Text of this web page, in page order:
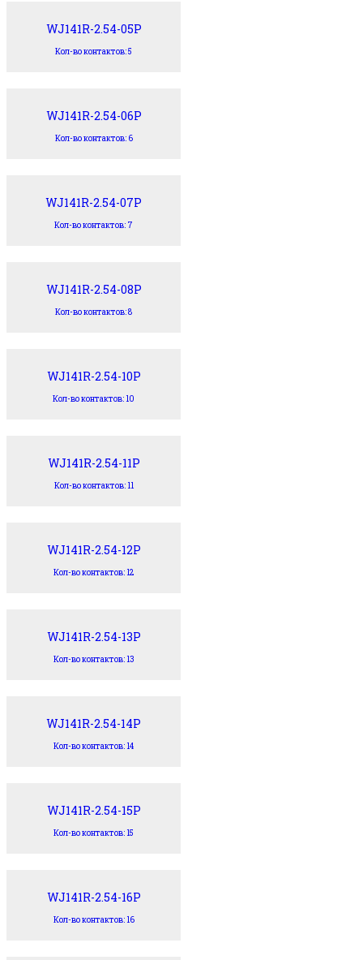
WJ141R-2.54-05P
Кол-во контактов: 5
WJ141R-2.54-06P
Кол-во контактов: 6
WJ141R-2.54-07P
Кол-во контактов: 7
WJ141R-2.54-08P
Кол-во контактов: 8
WJ141R-2.54-10P
Кол-во контактов: 10
WJ141R-2.54-11P
Кол-во контактов: 11
WJ141R-2.54-12P
Кол-во контактов: 12
WJ141R-2.54-13P
Кол-во контактов: 13
WJ141R-2.54-14P
Кол-во контактов: 14
WJ141R-2.54-15P
Кол-во контактов: 15
WJ141R-2.54-16P
Кол-во контактов: 16